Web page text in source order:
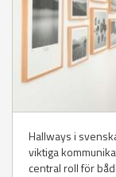
Hallways i
viktiga
central roll för